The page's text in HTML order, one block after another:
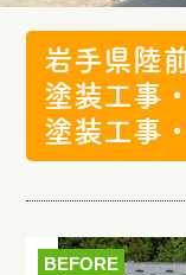
岩手県陸
塗装工事
塗装工事
BEFORE